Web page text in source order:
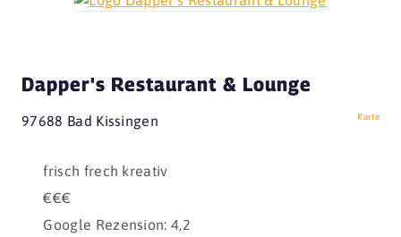
Dapper's Restaurant & Lounge
97688 Bad Kissingen Karte
frisch frech kreativ
€€€
Google Rezension: 4,2